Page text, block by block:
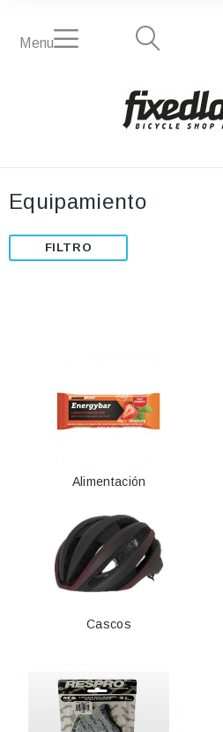
Menu
Equipamiento
Alimentación
Cascos
FILTRO